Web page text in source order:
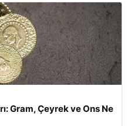
Gram, Çeyrek ve Ons Ne